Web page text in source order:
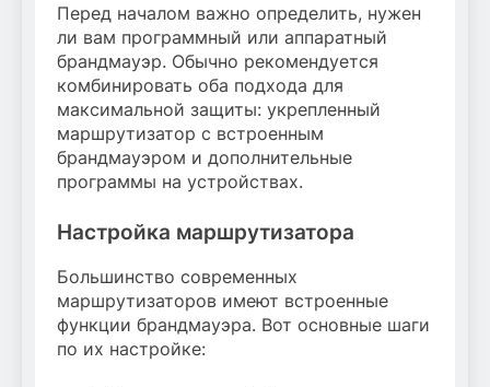
Перед началом важно определить, нужен
ли вам программный или аппаратный
брандмауэр. Обычно рекомендуется
комбинировать оба подхода для
максимальной защиты: укрепленный
маршрутизатор с встроенным
брандмауэром и дополнительные
программы на устройствах.
Настройка маршрутизатора
Большинство современных
маршрутизаторов имеют встроенные
функции брандмауэра. Вот основные шаги
по их настройке: